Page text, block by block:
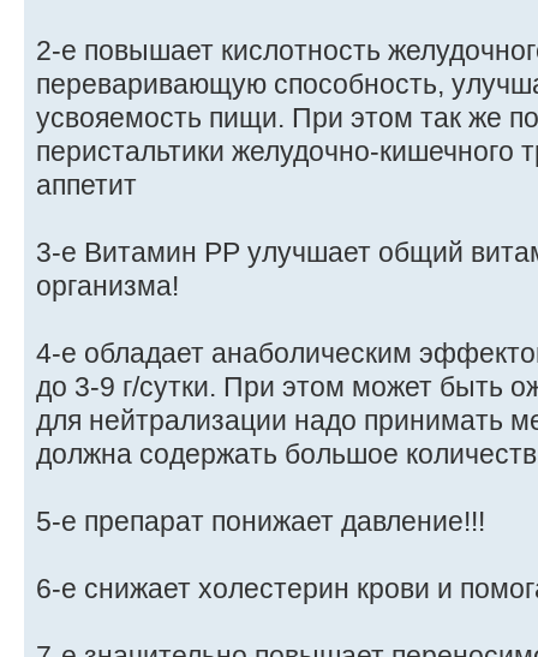
2-е повышает кислотность
переваривающую способность,
усвояемость пищи. При этом так же
перистальтики желудочно-кишечного
аппетит
3-е Витамин РР улучшает общий
организма!
4-е обладает анаболическим
до 3-9 г/сутки. При этом может быть
для нейтрализации надо принимать
должна содержать большое
5-е препарат понижает давление!!!
6-е снижает холестерин крови и